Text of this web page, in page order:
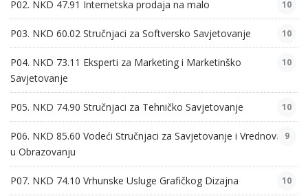
P02. NKD 47.91 Internetska prodaja na malo 10
P03. NKD 60.02 Stručnjaci za Softversko Savjetovanje 10
P04. NKD 73.11 Eksperti za Marketing i Marketinško
Savjetovanje
10
P05. NKD 74.90 Stručnjaci za Tehničko Savjetovanje 10
P06. NKD 85.60 Vodeći Stručnjaci za Savjetovanje i Vrednovanje
u Obrazovanju
9
P07. NKD 74.10 Vrhunske Usluge Grafičkog Dizajna 10